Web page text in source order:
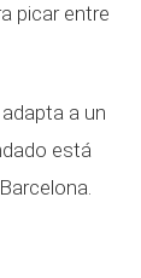
picar entre
a un
está